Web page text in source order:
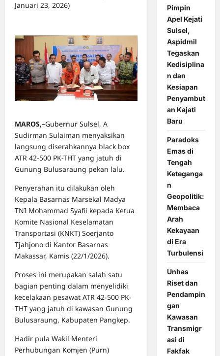
Januari 23, 2026)
MAROS,–Gubernur Sulsel, A
Sudirman Sulaiman menyaksikan
langsung diserahkannya black box
ATR 42-500 PK-THT yang jatuh di
Gunung Bulusaraung pekan lalu.
Penyerahan itu dilakukan oleh
Kepala Basarnas Marsekal Madya
TNI Mohammad Syafii kepada Ketua
Komite Nasional Keselamatan
Transportasi (KNKT) Soerjanto
Tjahjono di Kantor Basarnas
Makassar, Kamis (22/1/2026).
Proses ini merupakan salah satu
bagian penting dalam menyelidiki
kecelakaan pesawat ATR 42-500 PK-
THT yang jatuh di kawasan Gunung
Bulusaraung, Kabupaten Pangkep.
Hadir pula Wakil Menteri
Perhubungan Komjen (Purn)
Pimpin
Apel Kejati
Sulsel,
Aspidmil
Tegaskan
Kedisiplina
n dan
Kesiapan
Penyambut
an Kajati
Baru
Paradoks
Emas di
Tengah
Keteganga
n
Geopolitik:
Membaca
Arah
Kekayaan
di Era
Turbulensi
Unhas
Riset dan
Pendampin
gan
Kawasan
Transmigr
asi di
Fakfak